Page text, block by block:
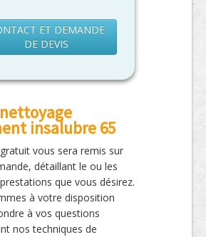
ET DEMANDE
DE DEVIS
insalubre 65
vous sera remis sur
détaillant le ou les
que vous désirez.
à votre disposition
à vos questions
nos techniques de